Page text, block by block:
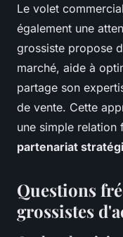
Le volet
également une
grossiste propose
marché, aide à
partage son
de vente. Cette
une simple relation
partenariat
Questions
grossistes